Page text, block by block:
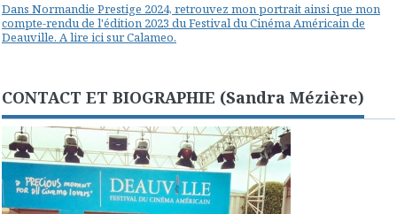
Dans Normandie Prestige 2024, retrouvez mon portrait ainsi que mon
compte-rendu de l'édition 2023 du Festival du Cinéma Américain de
Deauville. A lire ici sur Calameo.
CONTACT ET BIOGRAPHIE (Sandra Mézière)